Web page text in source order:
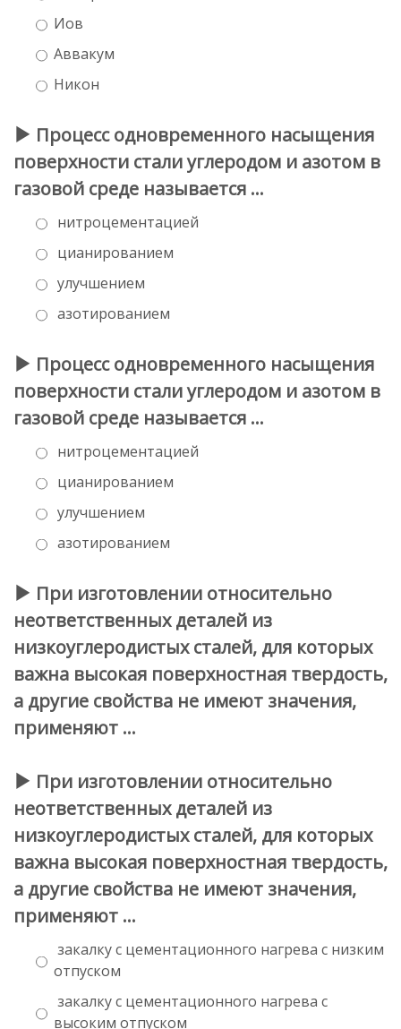
Иов
Аввакум
Никон
Процесс одновременного насыщения
поверхности стали углеродом и азотом в
газовой среде называется …
нитроцементацией
цианированием
улучшением
азотированием
Процесс одновременного насыщения
поверхности стали углеродом и азотом в
газовой среде называется …
нитроцементацией
цианированием
улучшением
азотированием
При изготовлении относительно
неответственных деталей из
низкоуглеродистых сталей, для которых
важна высокая поверхностная твердость,
а другие свойства не имеют значения,
применяют …
При изготовлении относительно
неответственных деталей из
низкоуглеродистых сталей, для которых
важна высокая поверхностная твердость,
а другие свойства не имеют значения,
применяют …
закалку с цементационного нагрева с низким
отпуском
закалку с цементационного нагрева с
высоким отпуском